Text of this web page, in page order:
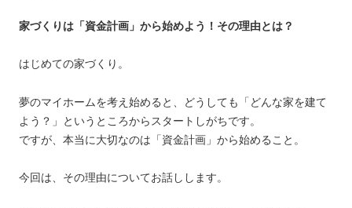
家づくりは「資金計画」から始めよう！その理由とは？
はじめての家づくり。
夢のマイホームを考え始めると、どうしても「どんな家を建て
よう？」というところからスタートしがちです。
ですが、本当に大切なのは「資金計画」から始めること。
今回は、その理由についてお話しします。